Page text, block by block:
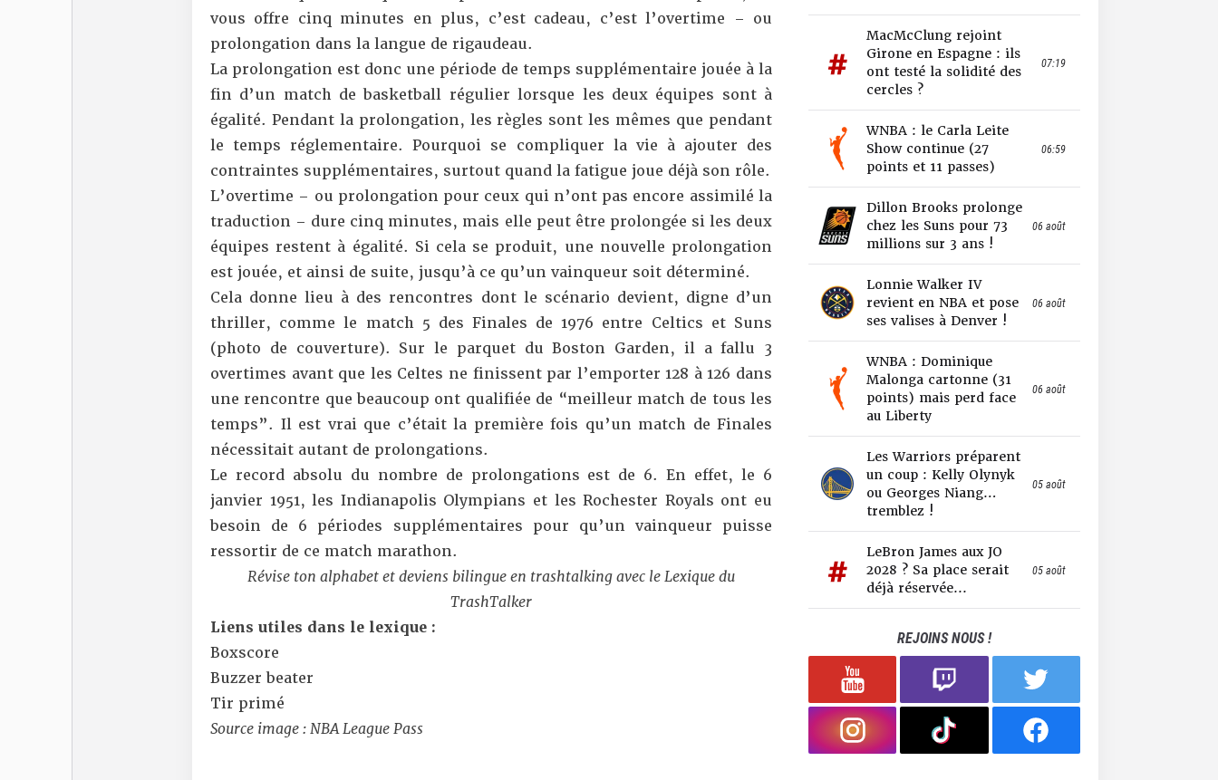
vous offre cinq minutes en plus, c’est cadeau, c’est l’overtime – ou
prolongation dans la langue de rigaudeau.
La prolongation est donc une période de temps supplémentaire jouée à la
fin d’un match de basketball régulier lorsque les deux équipes sont à
égalité. Pendant la prolongation, les règles sont les mêmes que pendant
le temps réglementaire. Pourquoi se compliquer la vie à ajouter des
contraintes supplémentaires, surtout quand la fatigue joue déjà son rôle.
L’overtime – ou prolongation pour ceux qui n’ont pas encore assimilé la
traduction – dure cinq minutes, mais elle peut être prolongée si les deux
équipes restent à égalité. Si cela se produit, une nouvelle prolongation
est jouée, et ainsi de suite, jusqu’à ce qu’un vainqueur soit déterminé.
Cela donne lieu à des rencontres dont le scénario devient, digne d’un
thriller, comme le match 5 des Finales de 1976 entre Celtics et Suns
(photo de couverture). Sur le parquet du Boston Garden, il a fallu 3
overtimes avant que les Celtes ne finissent par l’emporter 128 à 126 dans
une rencontre que beaucoup ont qualifiée de “meilleur match de tous les
temps”. Il est vrai que c’était la première fois qu’un match de Finales
nécessitait autant de prolongations.
Le record absolu du nombre de prolongations est de 6. En effet, le 6
janvier 1951, les Indianapolis Olympians et les Rochester Royals ont eu
besoin de 6 périodes supplémentaires pour qu’un vainqueur puisse
ressortir de ce match marathon.
Révise ton alphabet et deviens bilingue en trashtalking avec leLexique du
TrashTalker
Liens utiles dans le lexique :
Boxscore
Buzzer beater
Tir primé
Source image : NBA League Pass
MacMcClung rejoint
Girone en Espagne : ils
ont testé la solidité des
cercles ?
07:19
WNBA : le Carla Leite
Show continue (27
points et 11 passes)
06:59
Dillon Brooks prolonge
chez les Suns pour 73
millions sur 3 ans !
06 août
Lonnie Walker IV
revient en NBA et pose
ses valises à Denver !
06 août
WNBA : Dominique
Malonga cartonne (31
points) mais perd face
au Liberty
06 août
Les Warriors préparent
un coup : Kelly Olynyk
ou Georges Niang…
tremblez !
05 août
LeBron James aux JO
2028 ? Sa place serait
déjà réservée...
05 août
REJOINS NOUS !